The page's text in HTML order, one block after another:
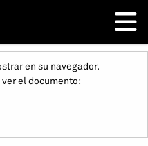
en su navegador.
el documento: